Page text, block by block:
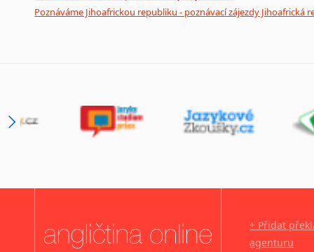
Poznáváme Jihoafrickou republiku - poznávací zájezdy Jihoafrická
+ Přidat
agenturu